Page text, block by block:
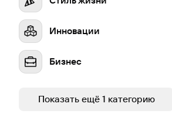
Инновации
Бизнес
Показать ещё 1 категорию